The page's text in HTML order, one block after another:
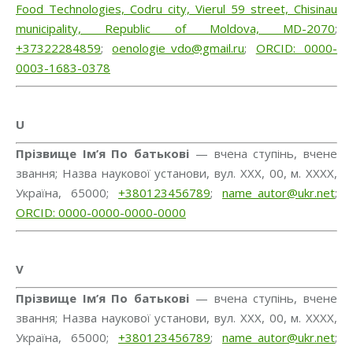
Food Technologies, Codru city, Vierul 59 street, Chisinau
municipality, Republic of Moldova, MD-2070;
+37322284859;oenologie_vdo@gmail.ru; ORCID: 0000-
0003-1683-0378
U
Прізвище Ім’я По батькові — вчена ступінь, вчене
звання; Назва наукової установи, вул. ХХХ, 00, м. ХХХХ,
Україна, 65000; +380123456789; name_autor@ukr.net;
ORCID: 0000-0000-0000-0000
V
Прізвище Ім’я По батькові — вчена ступінь, вчене
звання; Назва наукової установи, вул. ХХХ, 00, м. ХХХХ,
Україна, 65000; +380123456789; name_autor@ukr.net;